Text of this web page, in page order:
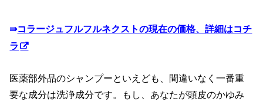
⇛コラージュフルフルネクストの現在の価格、詳細はコチ
ラ
医薬部外品のシャンプーといえども、間違いなく一番重
要な成分は洗浄成分です。もし、あなたが頭皮のかゆみ